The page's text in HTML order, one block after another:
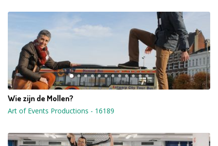
Wie zijn de Mollen?
Art of Events Productions - 16189